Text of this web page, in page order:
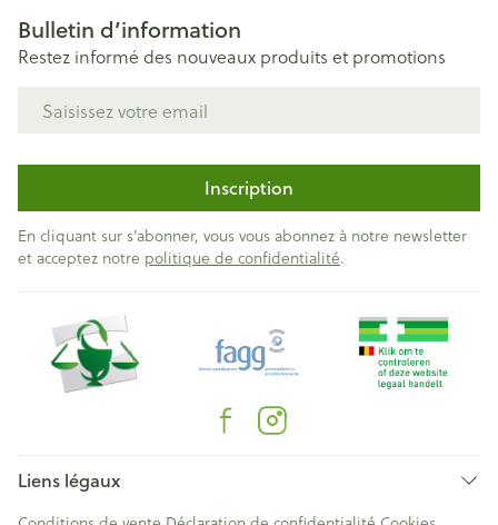
Bulletin d’information
Restez informé des nouveaux produits et promotions
Inscription
En cliquant sur s'abonner, vous vous abonnez à notre newsletter
et acceptez notre politique de confidentialité.
Liens légaux